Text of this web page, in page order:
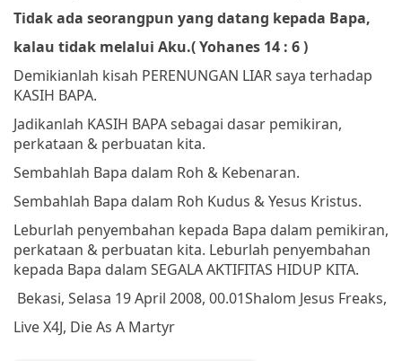
Tidak ada seorangpun yang datang kepada Bapa,
kalau tidak melalui Aku.(Yohanes 14 : 6 )
Demikianlah kisah PERENUNGAN LIAR saya terhadap
KASIH BAPA.
Jadikanlah KASIH BAPA sebagai dasar pemikiran,
perkataan & perbuatan kita.
Sembahlah Bapa dalam Roh & Kebenaran.
Sembahlah Bapa dalam Roh Kudus & Yesus Kristus.
Leburlah penyembahan kepada Bapa dalam pemikiran,
perkataan & perbuatan kita. Leburlah penyembahan
kepada Bapa dalam SEGALA AKTIFITAS HIDUP KITA.
Bekasi, Selasa 19 April 2008, 00.01Shalom Jesus Freaks,
Live X4J, Die As A Martyr